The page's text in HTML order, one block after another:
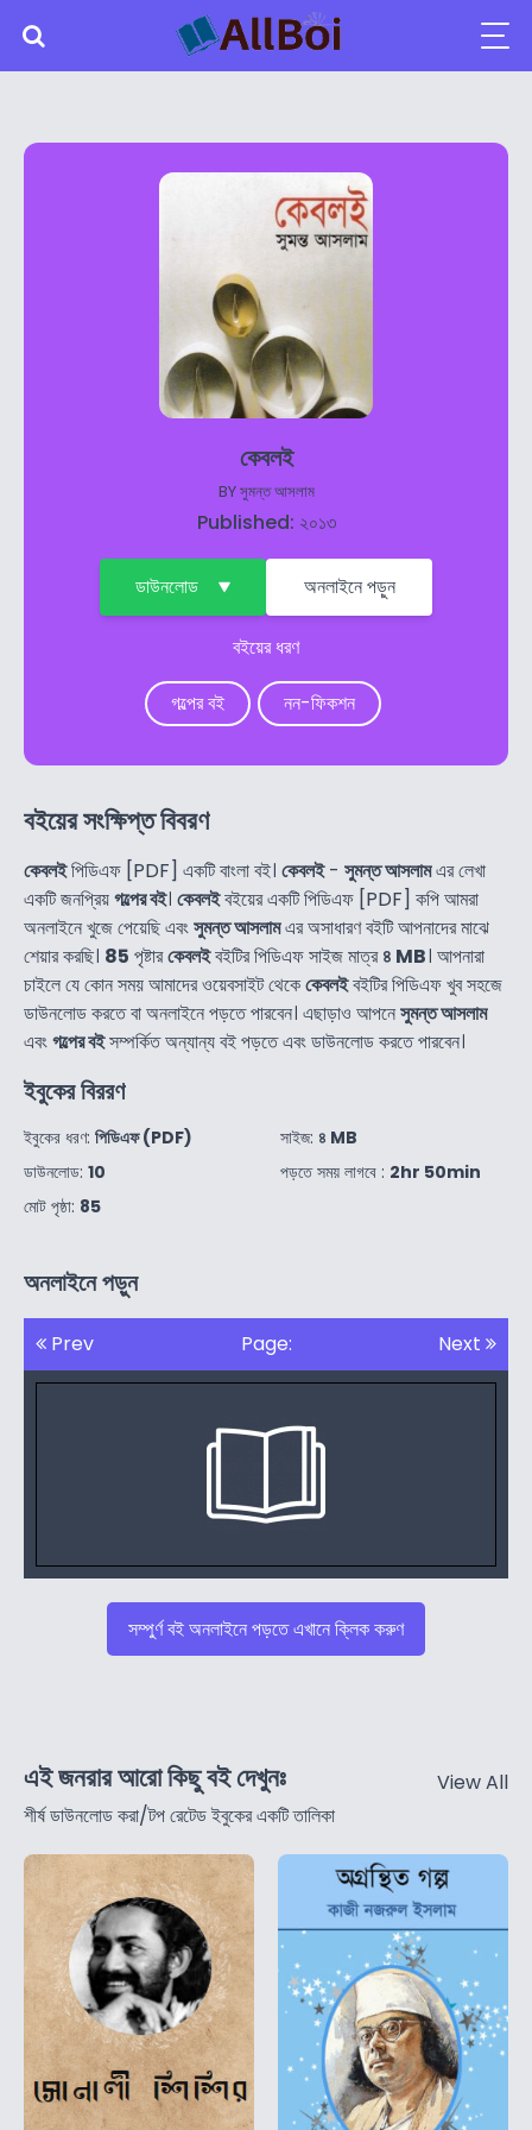
কেবলই
BYসুমন্ত আসলাম
Published: ২০১৩
ডাউনলোড অনলাইনে পড়ুন
বইয়ের ধরণ
গল্পের বই নন-ফিকশন
বইয়ের সংক্ষিপ্ত বিবরণ
কেবলইপিডিএফ [PDF] একটি বাংলা বই। কেবলই- সুমন্ত আসলামএর লেখা
একটি জনপ্রিয়গল্পের বই। কেবলইবইয়ের একটি পিডিএফ [PDF] কপি আমরা
অনলাইনে খুজে পেয়েছি এবংসুমন্ত আসলামএর অসাধারণ বইটি আপনাদের মাঝে
শেয়ার করছি। 85 পৃষ্টারকেবলইবইটির পিডিএফ সাইজ মাত্র৪ MB। আপনারা
চাইলে যে কোন সময় আমাদের ওয়েবসাইট থেকেকেবলইবইটির পিডিএফ খুব সহজে
ডাউনলোড করতে বা অনলাইনে পড়তে পারবেন। এছাড়াও আপনেসুমন্ত আসলাম
এবংগল্পের বইসম্পর্কিত অন্যান্য বই পড়তে এবং ডাউনলোড করতে পারবেন।
ইবুকের বিররণ
ইবুকের ধরণ: পিডিএফ (PDF)
ডাউনলোড: 10
মোট পৃষ্ঠা: 85
সাইজ: ৪ MB
পড়তে সময় লাগবে : 2hr 50min
অনলাইনে পড়ুন
Prev Page: Next
সম্পুর্ণ বই অনলাইনে পড়তে এখানে ক্লিক করুণ
এই জনরার আরো কিছু বই দেখুনঃ
শীর্ষ ডাউনলোড করা/টপ রেটেড ইবুকের একটি তালিকা
View All